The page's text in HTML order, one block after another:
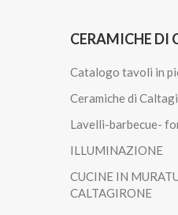
CERAMICHE DI
Catalogo tavoli in
Ceramiche di
Lavelli-barbecue-
ILLUMINAZIONE
CUCINE IN
CALTAGIRONE